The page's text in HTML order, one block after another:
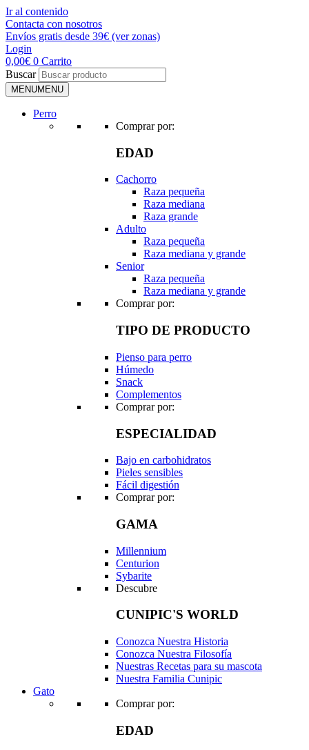
Ir al contenido
Contacta con nosotros
Envíos gratis desde 39€ (ver zonas)
Login
0,00€ 0 Carrito
Buscar
MENUMENU
Perro
Comprar por:
EDAD
Cachorro
Raza pequeña
Raza mediana
Raza grande
Adulto
Raza pequeña
Raza mediana y grande
Senior
Raza pequeña
Raza mediana y grande
Comprar por:
TIPO DE PRODUCTO
Pienso para perro
Húmedo
Snack
Complementos
Comprar por:
ESPECIALIDAD
Bajo en carbohidratos
Pieles sensibles
Fácil digestión
Comprar por:
GAMA
Millennium
Centurion
Sybarite
Descubre
CUNIPIC'S WORLD
Conozca Nuestra Historia
Conozca Nuestra Filosofía
Nuestras Recetas para su mascota
Nuestra Familia Cunipic
Gato
Comprar por:
EDAD